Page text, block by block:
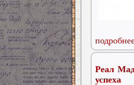
Реал
успеха